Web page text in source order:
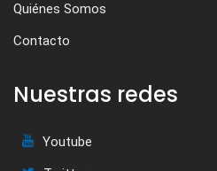
Quiénes Somos
Contacto
Nuestras redes
Youtube